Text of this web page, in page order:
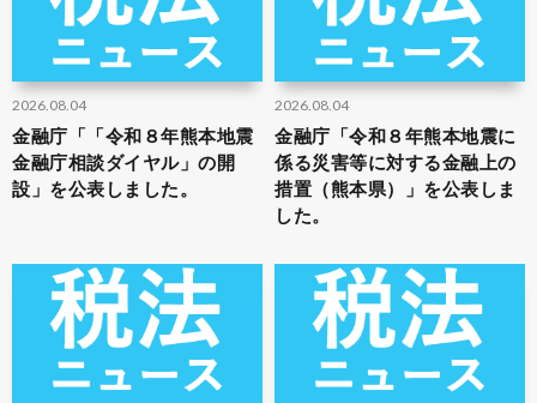
2026.08.04
金融庁「「令和８年熊本地震
金融庁相談ダイヤル」の開
設」を公表しました。
2026.08.04
金融庁「令和８年熊本地震に
係る災害等に対する金融上の
措置（熊本県）」を公表しま
した。